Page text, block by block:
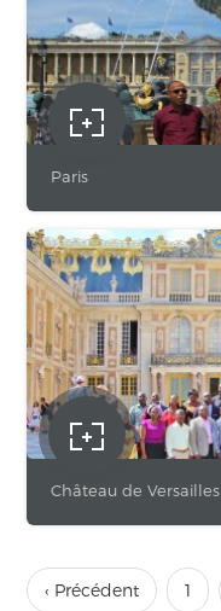
Paris
Château de Versailles
‹ Précédent 1